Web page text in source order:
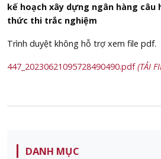
kế hoạch xây dựng ngân hàng câu
thức thi trắc nghiệm
Trình duyệt không hỗ trợ xem file pdf.
447_20230621095728490490.pdf(TẢI
DANH MỤC